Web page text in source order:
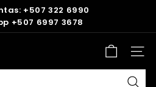
diapositivas
pausa
+507 322 6990
+507 6997 3678